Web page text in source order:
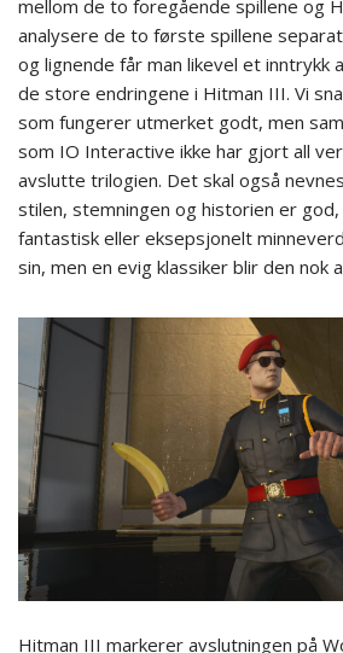
mellom de to foregående spillene og
analysere de to første spillene
og lignende får man likevel et inntrykk
de store endringene i Hitman III. Vi
som fungerer utmerket godt, men
som IO Interactive ikke har gjort all
avslutte trilogien. Det skal også
stilen, stemningen og historien er
fantastisk eller eksepsjonelt
sin, men en evig klassiker blir den nok
Hitman III markerer avslutningen på